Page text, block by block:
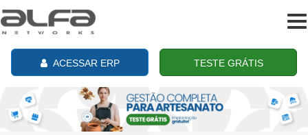
ACESSAR ERP TESTE GRÁTIS